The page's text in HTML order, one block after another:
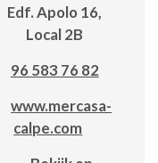
Edf. Apolo 16,
Local 2B
96 583 76 82
www.mercasa-
calpe.com